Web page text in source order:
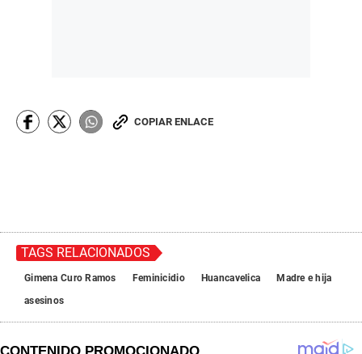
COPIAR ENLACE
TAGS RELACIONADOS
Gimena Curo Ramos Feminicidio Huancavelica
Madre e hija
asesinos